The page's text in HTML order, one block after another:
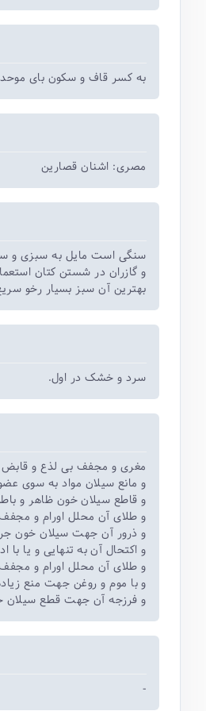
به کسر قاف و سکون بای
مصری: اشنان قصارین
سنگی است مایل به سبزی و
و گازران در شستن کتان
بهترین آن سبز بسیار رخو
سرد و خشک در اول.
مغری و مجفف بی لذع و قابض
و مانع سیلان مواد به سوی
و قاطع سیلان خون ظاهر و
و طلای آن محلل اورام و
و ذرور آن جهت سیلان خون
و اکتحال آن به تنهایی و یا
و طلای آن محلل اورام و
و با موم و روغن جهت منع
و فرزجه آن جهت قطع سیلان
-